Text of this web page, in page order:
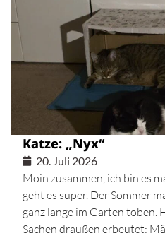
Katze: „Nyx“
20. Juli 2026
Moin zusammen, ich bin es
geht es super. Der Sommer
ganz lange im Garten toben.
Sachen draußen erbeutet: